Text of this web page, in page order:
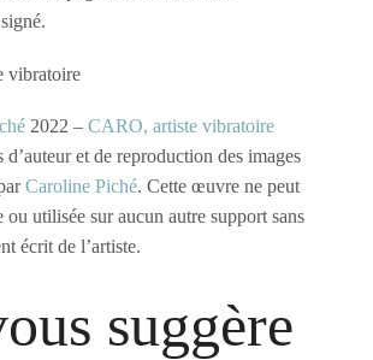
vibratoire
2022 – CARO, artiste vibratoire
d’auteur et de reproduction des images
Caroline Piché. Cette œuvre ne peut
ou utilisée sur aucun autre support sans
écrit de l’artiste.
suggère